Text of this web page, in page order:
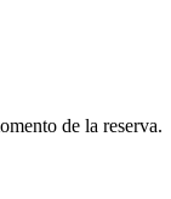
de la reserva.